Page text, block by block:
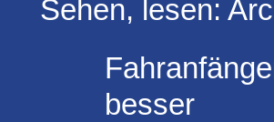
Sehen, lesen:
besser